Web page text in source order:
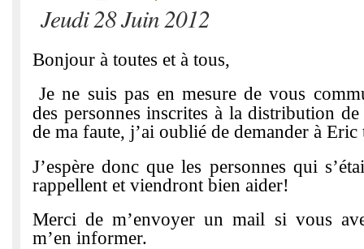
Jeudi 28 Juin 2012
Bonjour à toutes et à tous,
Je ne suis pas en mesure de vous
des personnes inscrites à la distribution de
de ma faute, j’ai oublié de demander à Eric
J’espère donc que les personnes qui
rappellent et viendront bien aider!
Merci de m’envoyer un mail si vous
m’en informer.